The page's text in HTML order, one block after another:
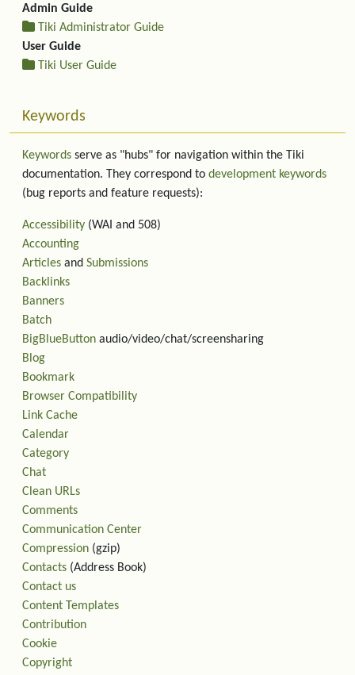
Admin Guide
Tiki Administrator Guide
User Guide
Tiki User Guide
Keywords
Keywords serve as "hubs" for navigation within the Tiki
documentation. They correspond to development keywords
(bug reports and feature requests):
Accessibility (WAI and 508)
Accounting
Articles and Submissions
Backlinks
Banners
Batch
BigBlueButton audio/video/chat/screensharing
Blog
Bookmark
Browser Compatibility
Link Cache
Calendar
Category
Chat
Clean URLs
Comments
Communication Center
Compression (gzip)
Contacts (Address Book)
Contact us
Content Templates
Contribution
Cookie
Copyright